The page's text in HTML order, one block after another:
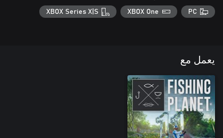
* FishCabin M Keepnet - Max Single Fish Weight: 15 Lb. (7 kg);
PC
XBOX One
XBOX Series X|S
يعمل مع